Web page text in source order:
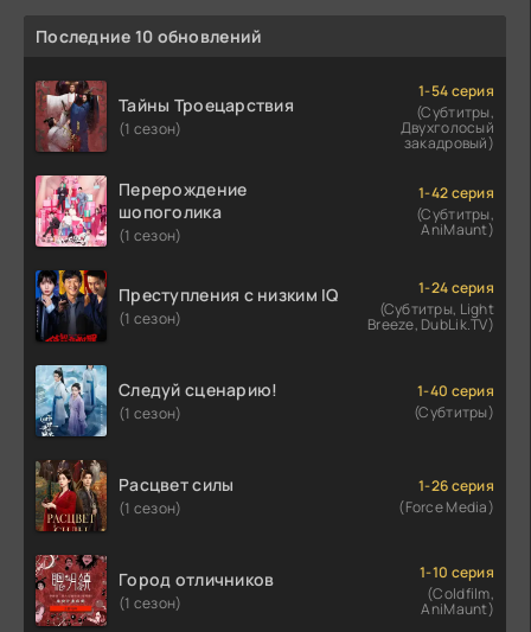
Последние 10 обновлений
Тайны Троецарствия
(1 сезон)
1-54 серия
(Субтитры,
Двухголосый
закадровый)
Перерождение
шопоголика
(1 сезон)
1-42 серия
(Субтитры,
AniMaunt)
Преступления с низким IQ
(1 сезон)
1-24 серия
(Субтитры, Light
Breeze, DubLik.TV)
Следуй сценарию!
(1 сезон)
1-40 серия
(Субтитры)
Расцвет силы
(1 сезон)
1-26 серия
(Force Media)
Город отличников
(1 сезон)
1-10 серия
(Coldfilm,
AniMaunt)